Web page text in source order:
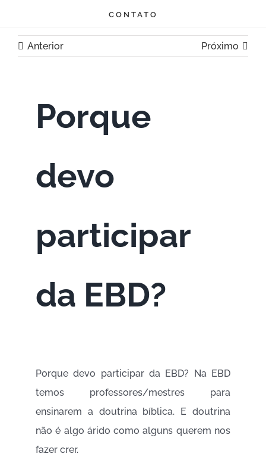
CONTATO
Anterior Próximo
Porque
devo
participar
da EBD?
Porque devo participar da EBD? Na EBD
temos professores/mestres para
ensinarem a doutrina bíblica. E doutrina
não é algo árido como alguns querem nos
fazer crer.